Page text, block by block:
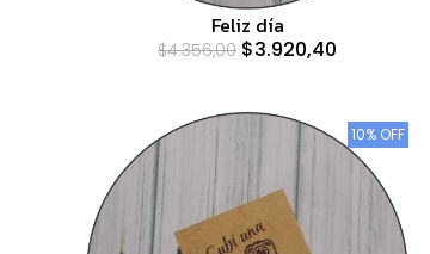
Feliz día
$4.356,00 $3.920,40
10% OFF